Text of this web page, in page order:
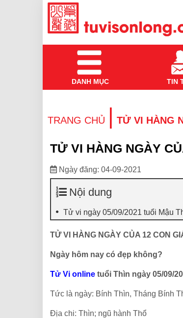
DANH MỤC TIN
TRANG CHỦ | TỬ VI HÀNG
TỬ VI HÀNG NGÀY
Ngày đăng: 04-09-2021
Nội dung
Tử vi ngày 05/09/2021 tuổi Mậu
TỬ VI HÀNG NGÀY CỦA 12 CON
Ngày hôm nay có đẹp không?
Tử Vi online tuổi Thìn ngày 05/09/
Tức là ngày: Bính Thìn, Tháng Bính
Địa chi: Thìn; ngũ hành Thổ